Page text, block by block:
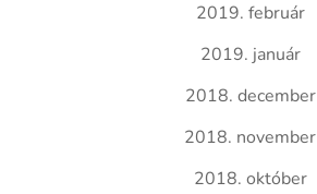
2019. február
2019. január
2018. december
2018. november
2018. október